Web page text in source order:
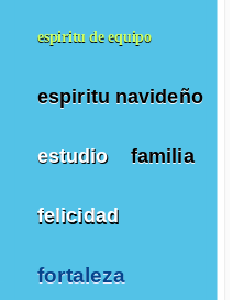
espiritu de equipo
espiritu navideño
estudio familia
felicidad
fortaleza